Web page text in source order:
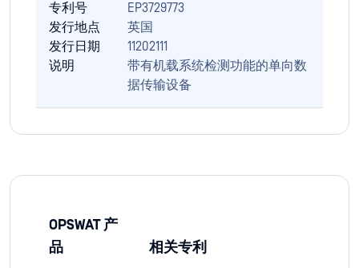
专利号
EP3729773
发行地点
英国
发行日期
11202111
说明
带有机载系统检测功能的单向数
据传输设备
OPSWAT 产
品
相关专利